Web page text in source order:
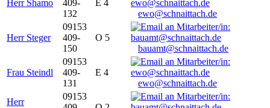
Herr Shamo
409-
132
E 4
ewo@schnaittach.de
Herr Steger
09153
409-
150
O 5
bauamt@schnaittach.de
Frau Steindl
09153
409-
131
E 4
ewo@schnaittach.de
Herr
09153